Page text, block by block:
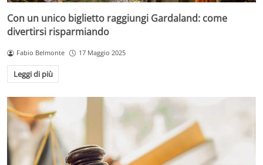
Con un unico biglietto raggiungi Gardaland: come
divertirsi risparmiando
Fabio Belmonte 17 Maggio 2025
Leggi di più